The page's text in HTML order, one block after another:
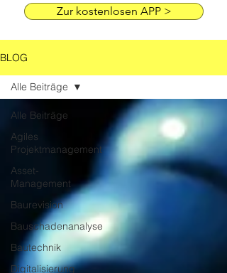
Zur kostenlosen APP >
BLOG
Alle Beiträge
Agiles
Projektmanagement
Asset-
Management
Baurevision
Bauschadenanalyse
Bautechnik
Digitalisierung
Alle Beiträge